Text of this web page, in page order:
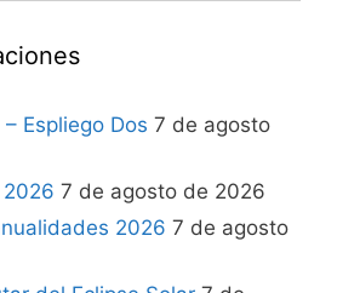
Espliego Dos 7 de agosto
7 de agosto de 2026
2026 7 de agosto